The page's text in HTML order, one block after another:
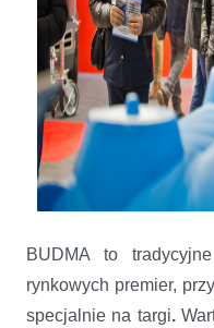
BUDMA to
rynkowych premier,
specjalnie na targi.